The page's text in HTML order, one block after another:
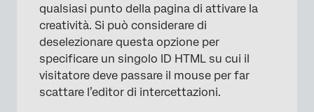
qualsiasi punto della pagina di attivare la
creatività. Si può considerare di
deselezionare questa opzione per
specificare un singolo ID HTML su cui il
visitatore deve passare il mouse per far
scattare l’editor di intercettazioni.